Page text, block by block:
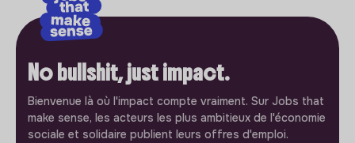
No bullshit, just impact.
Bienvenue là où l'impact compte vraiment. Sur Jobs that
make sense, les acteurs les plus ambitieux de l'économie
sociale et solidaire publient leurs offres d'emploi.